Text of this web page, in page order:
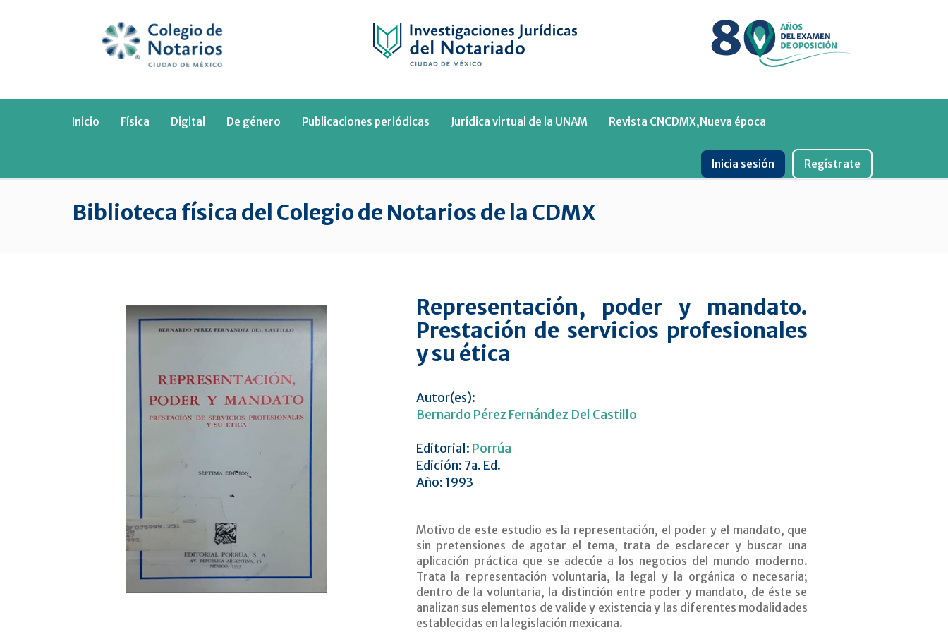
Inicio Física Digital De género Publicaciones periódicas Jurídica virtual de la UNAM Revista CNCDMX,Nueva época
Inicia sesión Regístrate
Biblioteca física del Colegio de Notarios de la CDMX
Representación, poder y mandato.
Prestación de servicios profesionales
y su ética
Autor(es):
Bernardo Pérez Fernández Del Castillo
Editorial: Porrúa
Edición: 7a. Ed.
Año: 1993
Motivo de este estudio es la representación, el poder y el mandato, que
sin pretensiones de agotar el tema, trata de esclarecer y buscar una
aplicación práctica que se adecúe a los negocios del mundo moderno.
Trata la representación voluntaria, la legal y la orgánica o necesaria;
dentro de la voluntaria, la distinción entre poder y mandato, de éste se
analizan sus elementos de valide y existencia y las diferentes modalidades
establecidas en la legislación mexicana.